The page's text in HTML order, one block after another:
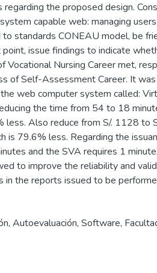
the proposed design.
capable web: managing
standards CONEAU model, be
issue findings to indicate
Vocational Nursing Career met,
of Self-Assessment Career. It
web computer system called:
the time from 54 to 18
less. Also reduce from S/. 1128 to
is 79.6% less. Regarding the
and the SVA requires 1
to improve the reliability and
in the reports issued to be
, Autoevaluación, Software,